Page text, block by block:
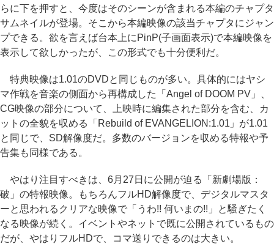
らに下を押すと、今度はそのシーンが含まれる本編のチャプタ
サムネイルが登場。そこから本編映像の該当チャプタにジャン
プできる。欲を言えば台本上にPinP(子画面表示)で本編映像を
表示して欲しかったが、この形式でも十分便利だ。
特典映像は1.01のDVDと同じものが多い。具体的にはヤシ
マ作戦を音楽の側面から再構成した「Angel of DOOM PV」、
CG映像の部分について、上映時に編集された部分を含む、カ
ットの全貌を収める「Rebuild of EVANGELION:1.01」が1.01
と同じで、SD解像度だ。多数のバージョンを収める特報や予
告集も同様である。
やはり注目すべきは、6月27日に公開が迫る「新劇場版：
破」の特報映像。もちろんフルHD解像度で、デジタルマスタ
ーと思われるクリアな映像で「うわ!! 何いまの!!」と騒ぎたく
なる映像が続く。イベントやネットで既に公開されているもの
だが、やはりフルHDで、コマ送りできるのは大きい。